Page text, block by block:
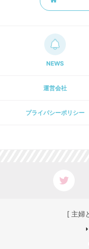
NEWS
運営会社
プライパシーポリシー
[ 主婦